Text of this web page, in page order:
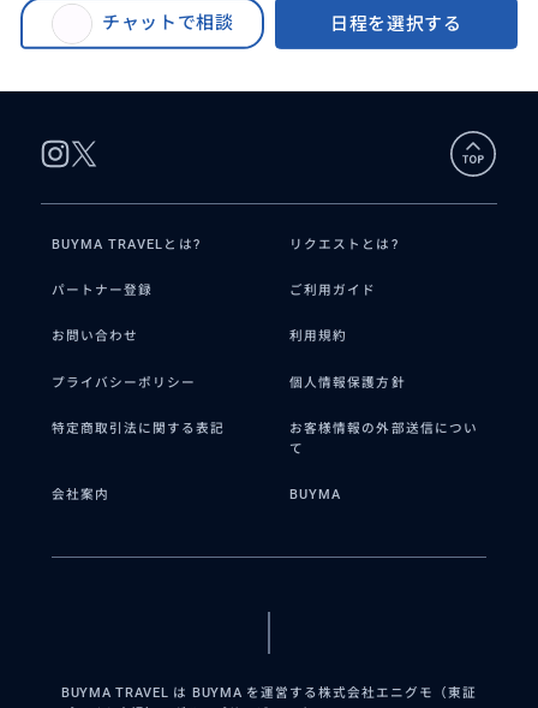
チャットで相談 日程を選択する
満喫‼️プライベート カーチャーター｜観光タクシー【バリ島を120%楽しむ！
初めてのバリ島でも安心♪あなた専用の日本語ドライバーガイドがする贅沢
プライベート旅】日本語ガイド｜アレンジ自由
BUYMA TRAVELとは? リクエストとは?
パートナー登録 ご利用ガイド
お問い合わせ 利用規約
プライバシーポリシー 個人情報保護方針
特定商取引法に関する表記
お客様情報の外部送信につい
て
会社案内 BUYMA
BUYMA TRAVEL は BUYMA を運営する株式会社エニグモ（東証